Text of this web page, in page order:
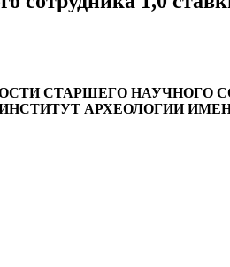
СТАРШЕГО НАУЧНОГО
АРХЕОЛОГИИ